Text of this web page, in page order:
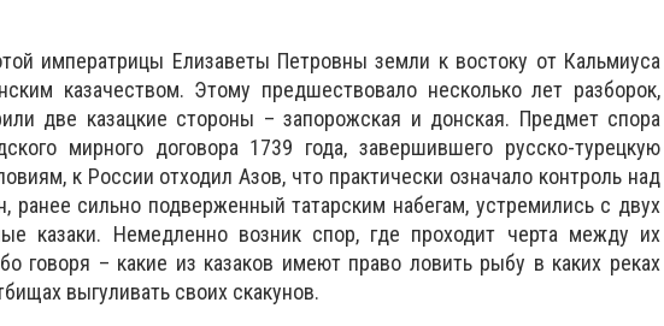
императрицы Елизаветы Петровны земли к востоку от Кальмиуса
казачеством. Этому предшествовало несколько лет разборок,
две казацкие стороны – запорожская и донская. Предмет спора
мирного договора 1739 года, завершившего русско-турецкую
к России отходил Азов, что практически означало контроль над
ранее сильно подверженный татарским набегам, устремились с двух
казаки. Немедленно возник спор, где проходит черта между их
говоря – какие из казаков имеют право ловить рыбу в каких реках
выгуливать своих скакунов.